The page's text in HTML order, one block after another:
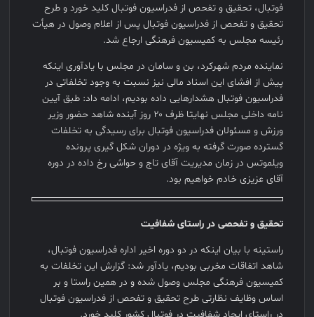
فوتبال، تحقیق و تفحص از فدراسیون فوتبال کلید خورد و طرح
تحقیق و تفحص از فدراسیون فوتبال پس از اعلام وصول در هیأت
رئیسه مجلس به کمیسیون فرهنگی ارجاع شد.
نماینده مردم شهرکرد، بن و سامان در مجلس با یادآوری اینکه
پیش از افشای این اسناد مالی نیز نسبت به وجود تخلفاتی در
فدراسیون فوتبال هشدارهایی داده بودیم، ادامه داد: طبق آیین
نامه داخلی مجلس نهایتا ظرف ۲۰ روز آینده شاهد حضور وزیر
ورزش و مسئولان فدراسیون فوتبال برای رسیدگی به تخلفات
گسترده صورت گرفته به ویژه در دوران شکل گیری پرونده
ویلموتس در زمان مدیریت آقای تاج و حواشی رخ داده در دوره
آقای عزیزی خادم خواهیم بود.
تحقیق و تفحصی در راستای شفافیت
راستینه با بیان اینکه در دو دوره اخیر اداره فدراسیون فوتبال،
شاهد اتفاقات مخربی بودیم، یادآور شد: گزارش این تخلفات به
کمیسیون فرهنگی مجلس وصول شده و در همین راستا و بر
اساس وظایف نظارتی طرح تحقیق و تفحص از فدراسیون فوتبال
در راستای ایجاد شفافیت در فوتبال کشور کلید خورد.